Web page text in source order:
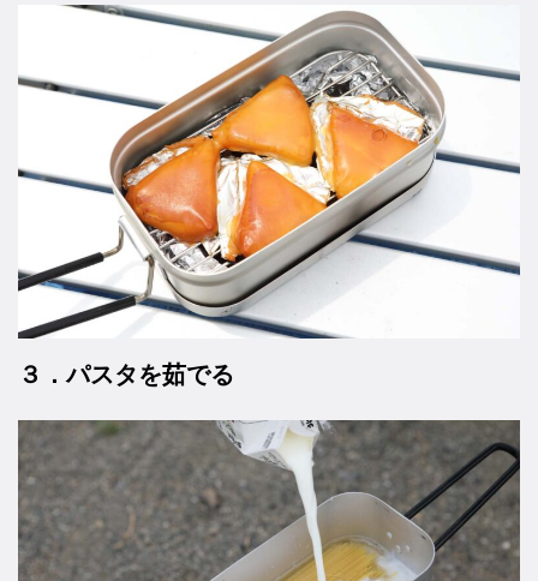
３．パスタを茹でる